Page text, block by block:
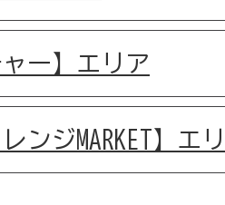
ャー】エリア
ンジMARKET】エ